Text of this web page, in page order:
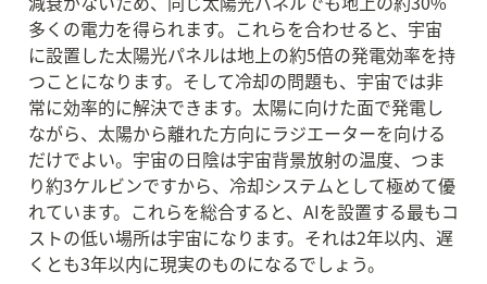
多くの電力を得られます。これらを合わせると、宇宙
に設置した太陽光パネルは地上の約5倍の発電効率を持
つことになります。そして冷却の問題も、宇宙では非
常に効率的に解決できます。太陽に向けた面で発電し
ながら、太陽から離れた方向にラジエーターを向ける
だけでよい。宇宙の日陰は宇宙背景放射の温度、つま
り約3ケルビンですから、冷却システムとして極めて優
れています。これらを総合すると、AIを設置する最もコ
ストの低い場所は宇宙になります。それは2年以内、遅
くとも3年以内に現実のものになるでしょう。